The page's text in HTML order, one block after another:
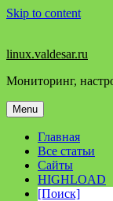
Skip to content
linux.valdesar.ru
Мониторинг,
Menu
Главная
Все статьи
Сайты
HIGHLOAD
[Поиск]